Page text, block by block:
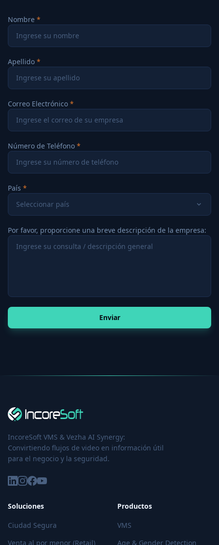
Nombre
Apellido
Correo Electrónico
Número de Teléfono
País
Seleccionar país
Por favor, proporcione una breve descripción de la empresa:
Enviar
IncoreSoft VMS & Vezha AI Synergy:
Convirtiendo flujos de video en información útil
para el negocio y la seguridad.
Soluciones
Ciudad Segura
Venta al por menor (Retail)
Productos
VMS
Age & Gender Detection